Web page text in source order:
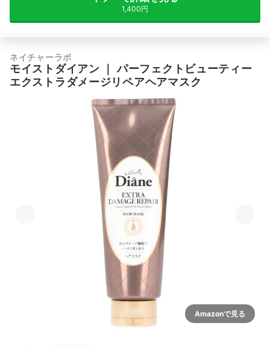
1,400円
ネイチャーラボ
モイストダイアン ｜パーフェクトビューティー
エクストラダメージリペアヘアマスク
Amazonで見る